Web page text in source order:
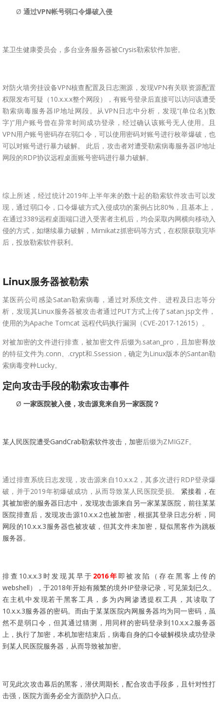
Ø 通过VPN帐号弱口令爆破入侵
某卫生健康委员会，多台业务服务器被Crysis勒索软件加密。
对防火墙旁挂设备VPN核查配置及日志溯源，发现VPN有关联资源配置
权限发布可疑（10.x.x.x整个网段），有账号登录后直接可以访问该遭受
勒索病毒服务器IP地址网段。从VPN日志中分析，发现“(单位名)(数
字)”用户账号曾在异常时间成功登录，经过确认该账号无人使用。且
VPN用户账号密码存在弱口令，可以使用密码对账号进行枚举爆破，也
可以对账号进行暴力破解。 此后，攻击者对遭受勒索病毒服务器IP地址
网段的RDP协议远程桌面账号密码进行暴力破解。
综上所述，经过统计2019年上半年来的数十起的勒索软件攻击可以发
现，通过弱口令，口令爆破方式入侵成功的案例占比80%，且基本上，
在通过3389远程桌面端口进入受害者主机后，均会采取内网横向移动入
侵的方式，如继续暴力破解，Mimikatz抓密码等方式，在权限获取完毕
后，投放勒索软件获利。
Linux服务器被勒索
某医药公司感染Satan勒索病毒，通过对系统文件、进程及日志等分
析，发现其Linux服务器被攻击者通过PUT方式上传了satan.jsp文件，
使用的为Apache Tomcat 远程代码执行漏洞（CVE-2017-12615）。
对被加密的文件进行排查，被加密文件后缀为.satan_pro，且加密释放
的特征文件为.conn、.crypt和.Ssession，确定为Linux版本的Santan勒
索病毒变种Lucky。
定向攻击手段的勒索攻击事件
Ø 一家医院被入侵，攻击源竟来自另一家医院？
某人民医院遭受GandCrab勒索软件攻击，加密后缀为ZMIGZF。
通过排查系统日志发现，攻击源来自10.x.x.2，其多次进行RDP登录爆
破，并于2019年初爆破成功，从而导致某人民医院受损。
紧接着，在
其被加密的服务器日志中，发现攻击源来自另一家某某医院，前往某某
医院排查后，发现攻击源10.x.x.2也被加密，根据其登录日志分析，同
网段的10.x.x.3服务器也被攻破，但其文件未加密，疑似黑客作为跳板
服务器。
排查10.x.x.3 时发现其早于 2016年 即被攻陷（存在黑客上传的
webshell），于2018年开始有频繁的境外IP登录记录，可见策划已久。
在主机中发现若干黑客工具，多为内网渗透提权工具，其读取了
10.x.x.3服务器的密码。而由于某某医院内网服务器均为同一密码，虽
然不是弱口令，但其通过猜测，用同样的密码登录到10.x.x.2服务器
上，执行了加密，本机加密结束后，病毒自身的口令破解模块成功登录
到某人民医院服务器，从而导致被加密。
可见此次攻击幕后的黑客，潜伏周期长，配合攻击手段多，且针对性打
击强，医院方面务必全方面防护入口点。